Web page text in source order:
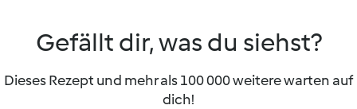
Gefällt dir, was du siehst?
Dieses Rezept und mehr als 100 000 weitere warten auf
dich!